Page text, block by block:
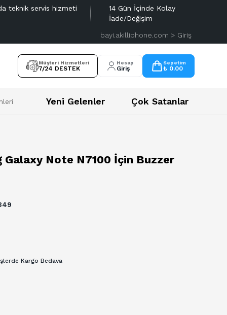
teknik servis hizmeti
14 Gün İçinde Kolay
İade/Değişim
bayi.akilliphone.com > Giriş
Müşteri Hizmetleri
7/24 DESTEK
Hesap
Giriş
Sepetim
₺ 0.00
Yeni Gelenler Çok Satanlar
Galaxy Note N7100 İçin Buzzer
Kargo Bedava